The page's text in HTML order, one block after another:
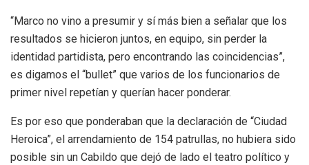
“Marco no vino a presumir y sí más bien a señalar que los
resultados se hicieron juntos, en equipo, sin perder la
identidad partidista, pero encontrando las coincidencias”,
es digamos el “bullet” que varios de los funcionarios de
primer nivel repetían y querían hacer ponderar.
Es por eso que ponderaban que la declaración de “Ciudad
Heroica”, el arrendamiento de 154 patrullas, no hubiera sido
posible sin un Cabildo que dejó de lado el teatro político y